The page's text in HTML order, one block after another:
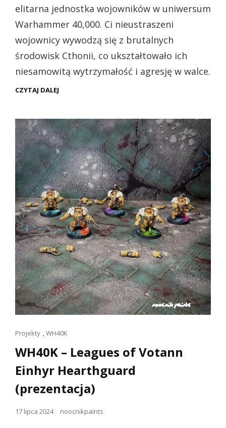
elitarna jednostka wojowników w uniwersum
Warhammer 40,000. Ci nieustraszeni
wojownicy wywodzą się z brutalnych
środowisk Cthonii, co ukształtowało ich
niesamowitą wytrzymałość i agresję w walce.
CZYTAJ DALEJ
VOTANN
CTHONIAN
BESERKS
(PREZENTACJA)
Linki
kotów
Projekty ,WH40K
WH40K – Leagues of Votann
Einhyr Hearthguard
(prezentacja)
Opublikowano
17 lipca 2024 noocnikpaints